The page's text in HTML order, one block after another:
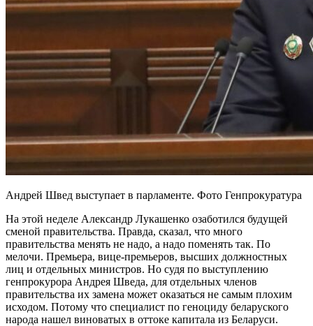
Андрей Швед выступает в парламенте. Фото Генпрокуратура
На этой неделе Александр Лукашенко озаботился будущей
сменой правительства. Правда, сказал, что много
правительства менять не надо, а надо поменять так. По
мелочи. Премьера, вице-премьеров, высших должностных
лиц и отдельных министров. Но судя по выступлению
генпрокурора Андрея Шведа, для отдельных членов
правительства их замена может оказаться не самым плохим
исходом. Потому что специалист по геноциду беларуского
народа нашел виноватых в оттоке капитала из Беларуси.